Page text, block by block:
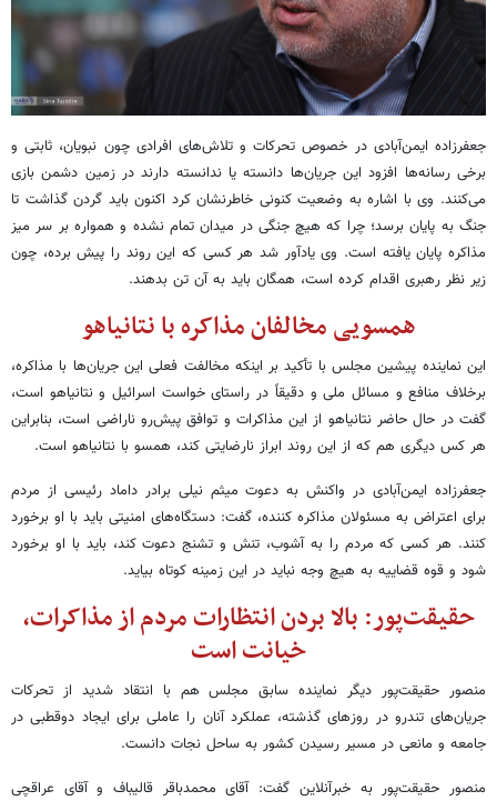
جعفرزاده ایمن‌آبادی در خصوص تحرکات و تلاش‌های افرادی چون نبویان، ثابتی و
برخی رسانه‌ها افزود این جریان‌ها دانسته یا ندانسته دارند در زمین دشمن بازی
می‌کنند. وی با اشاره به وضعیت کنونی خاطرنشان کرد اکنون باید گردن گذاشت تا
جنگ به پایان برسد؛ چرا که هیچ جنگی در میدان تمام نشده و همواره بر سر میز
مذاکره پایان یافته است. وی یادآور شد هر کسی که این روند را پیش برده، چون
زیر نظر رهبری اقدام کرده است، همگان باید به آن تن بدهند.
همسویی مخالفان مذاکره با نتانیاهو
این نماینده پیشین مجلس با تأکید بر اینکه مخالفت فعلی این جریان‌ها با مذاکره،
برخلاف منافع و مسائل ملی و دقیقاً در راستای خواست اسرائیل و نتانیاهو است،
گفت در حال حاضر نتانیاهو از این مذاکرات و توافق پیش‌رو ناراضی است، بنابراین
هر کس دیگری هم که از این روند ابراز نارضایتی کند، همسو با نتانیاهو است.
جعفرزاده ایمن‌آبادی در واکنش به دعوت میثم نیلی برادر داماد رئیسی از مردم
برای اعتراض به مسئولان مذاکره کننده، گفت: دستگاه‌های امنیتی باید با او برخورد
کنند. هر کسی که مردم را به آشوب، تنش و تشنج دعوت کند، باید با او برخورد
شود و قوه قضاییه به هیچ وجه نباید در این زمینه کوتاه بیاید.
حقیقت‌پور: بالا بردن انتظارات مردم از مذاکرات،
خیانت است
منصور حقیقت‌پور دیگر نماینده سابق مجلس هم با انتقاد شدید از تحرکات
جریان‌های تندرو در روزهای گذشته، عملکرد آنان را عاملی برای ایجاد دوقطبی در
جامعه و مانعی در مسیر رسیدن کشور به ساحل نجات دانست.
منصور حقیقت‌پور به خبرآنلاین گفت: آقای محمدباقر قالیباف و آقای عراقچی